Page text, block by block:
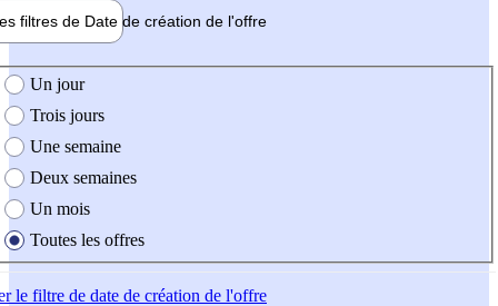
filtres de Date de création de l'offre
création de l'offre
Un jour
Trois jours
Une semaine
Deux semaines
Un mois
Toutes les offres
le filtre de date de création de l'offre